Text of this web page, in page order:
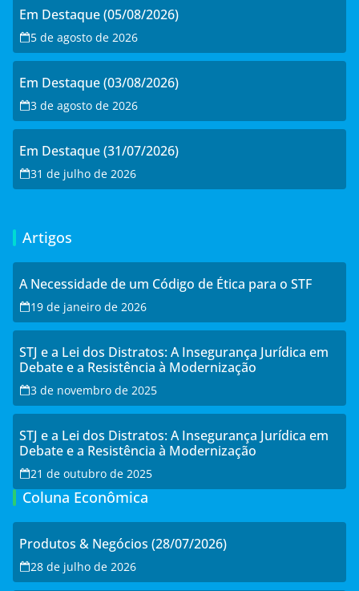
Em Destaque (05/08/2026)
5 de agosto de 2026
Em Destaque (03/08/2026)
3 de agosto de 2026
Em Destaque (31/07/2026)
31 de julho de 2026
Artigos
A Necessidade de um Código de Ética para o STF
19 de janeiro de 2026
STJ e a Lei dos Distratos: A Insegurança Jurídica em
Debate e a Resistência à Modernização
3 de novembro de 2025
STJ e a Lei dos Distratos: A Insegurança Jurídica em
Debate e a Resistência à Modernização
21 de outubro de 2025
Coluna Econômica
Produtos & Negócios (28/07/2026)
28 de julho de 2026